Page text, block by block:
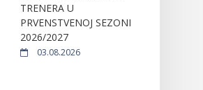
TRENERA U
PRVENSTVENOJ SEZONI
2026/2027
03.08.2026